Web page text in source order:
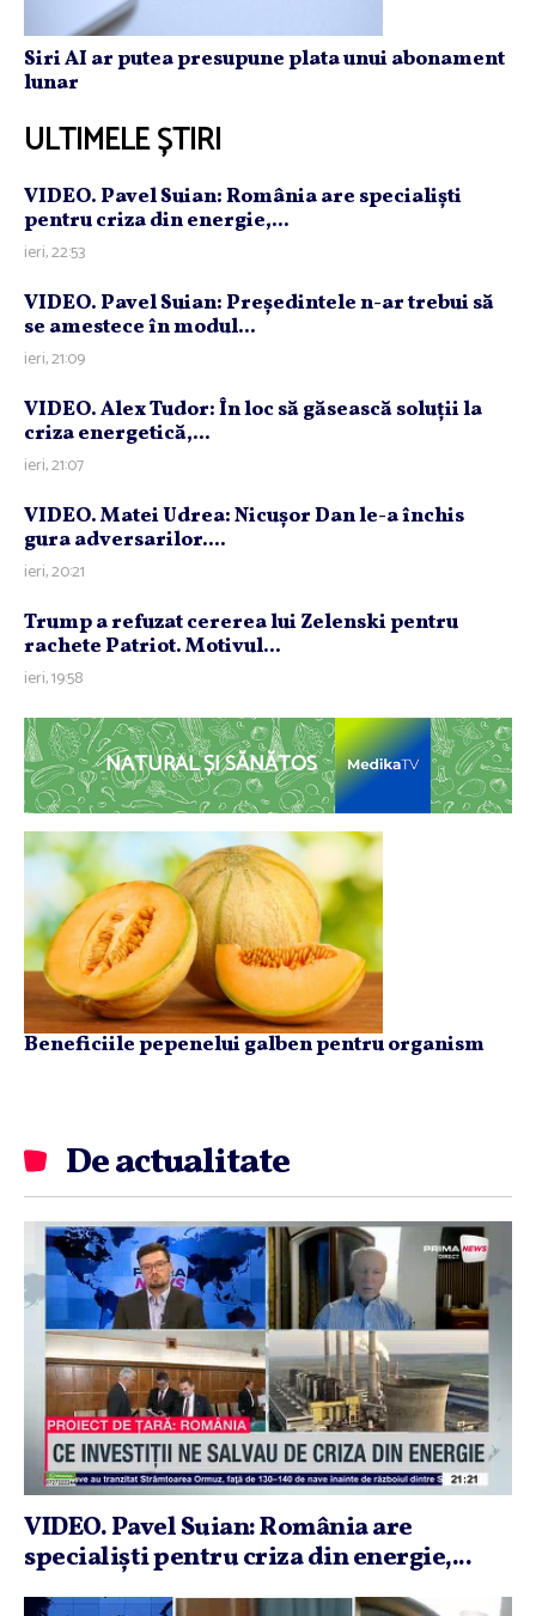
Siri AI ar putea presupune plata unui abonament
lunar
ULTIMELE ȘTIRI
VIDEO. Pavel Suian: România are specialişti
pentru criza din energie,...
ieri, 22:53
VIDEO. Pavel Suian: Preşedintele n-ar trebui să
se amestece în modul...
ieri, 21:09
VIDEO. Alex Tudor: În loc să găsească soluţii la
criza energetică,...
ieri, 21:07
VIDEO. Matei Udrea: Nicuşor Dan le-a închis
gura adversarilor....
ieri, 20:21
Trump a refuzat cererea lui Zelenski pentru
rachete Patriot. Motivul...
ieri, 19:58
NATURAL ȘI SĂNĂTOS
Beneficiile pepenelui galben pentru organism
De actualitate
VIDEO. Pavel Suian: România are
specialişti pentru criza din energie,...